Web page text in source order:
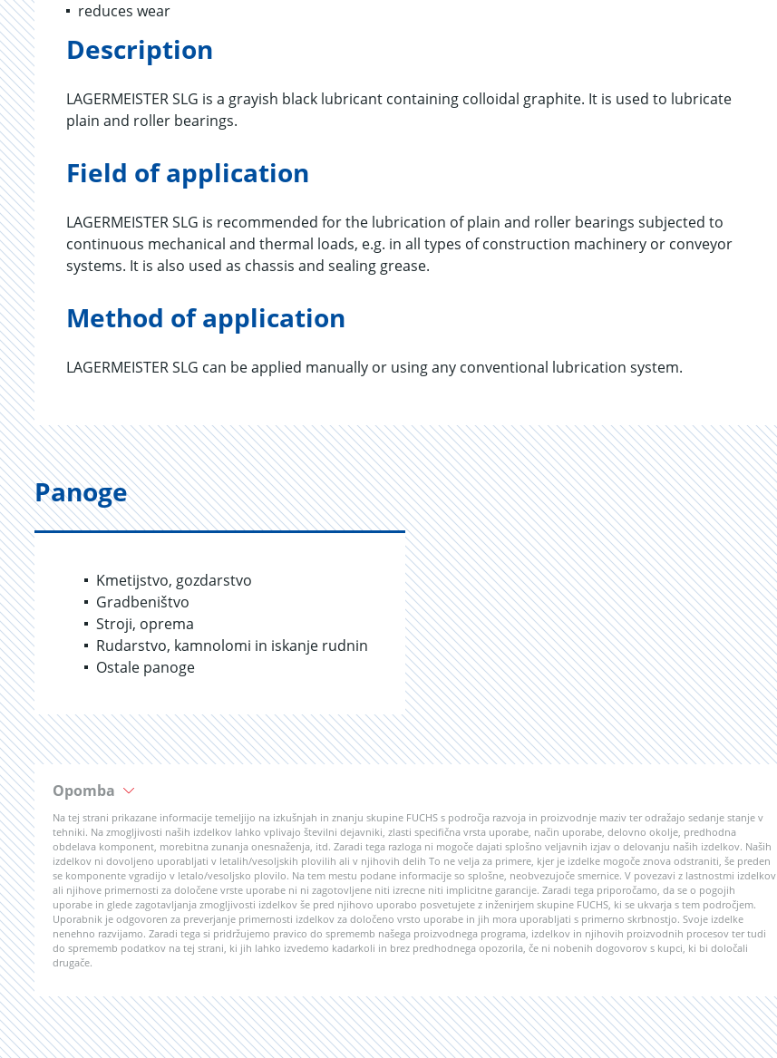
reduces wear
Description
LAGERMEISTER SLG is a grayish black lubricant containing colloidal graphite. It is used to lubricate
plain and roller bearings.
Field of application
LAGERMEISTER SLG is recommended for the lubrication of plain and roller bearings subjected to
continuous mechanical and thermal loads, e.g. in all types of construction machinery or conveyor
systems. It is also used as chassis and sealing grease.
Method of application
LAGERMEISTER SLG can be applied manually or using any conventional lubrication system.
Panoge
Kmetijstvo, gozdarstvo
Gradbeništvo
Stroji, oprema
Rudarstvo, kamnolomi in iskanje rudnin
Ostale panoge
Opomba
Na tej strani prikazane informacije temeljijo na izkušnjah in znanju skupine FUCHS s področja razvoja in proizvodnje maziv ter odražajo sedanje stanje v
tehniki. Na zmogljivosti naših izdelkov lahko vplivajo številni dejavniki, zlasti specifična vrsta uporabe, način uporabe, delovno okolje, predhodna
obdelava komponent, morebitna zunanja onesnaženja, itd. Zaradi tega razloga ni mogoče dajati splošno veljavnih izjav o delovanju naših izdelkov. Naših
izdelkov ni dovoljeno uporabljati v letalih/vesoljskih plovilih ali v njihovih delih To ne velja za primere, kjer je izdelke mogoče znova odstraniti, še preden
se komponente vgradijo v letalo/vesoljsko plovilo. Na tem mestu podane informacije so splošne, neobvezujoče smernice. V povezavi z lastnostmi izdelkov
ali njihove primernosti za določene vrste uporabe ni ni zagotovljene niti izrecne niti implicitne garancije. Zaradi tega priporočamo, da se o pogojih
uporabe in glede zagotavljanja zmogljivosti izdelkov še pred njihovo uporabo posvetujete z inženirjem skupine FUCHS, ki se ukvarja s tem področjem.
Uporabnik je odgovoren za preverjanje primernosti izdelkov za določeno vrsto uporabe in jih mora uporabljati s primerno skrbnostjo. Svoje izdelke
nenehno razvijamo. Zaradi tega si pridržujemo pravico do sprememb našega proizvodnega programa, izdelkov in njihovih proizvodnih procesov ter tudi
do sprememb podatkov na tej strani, ki jih lahko izvedemo kadarkoli in brez predhodnega opozorila, če ni nobenih dogovorov s kupci, ki bi določali
drugače.